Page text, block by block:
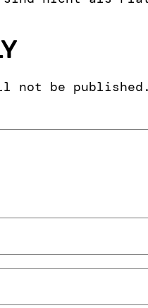
not be published.